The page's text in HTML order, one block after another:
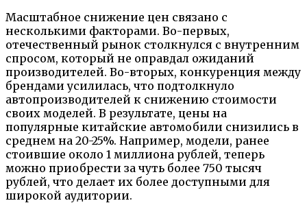
Масштабное снижение цен связано с
несколькими факторами. Во-первых,
отечественный рынок столкнулся с внутренним
спросом, который не оправдал ожиданий
производителей. Во-вторых, конкуренция между
брендами усилилась, что подтолкнуло
автопроизводителей к снижению стоимости
своих моделей. В результате, цены на
популярные китайские автомобили снизились в
среднем на 20-25%. Например, модели, ранее
стоившие около 1 миллиона рублей, теперь
можно приобрести за чуть более 750 тысяч
рублей, что делает их более доступными для
широкой аудитории.